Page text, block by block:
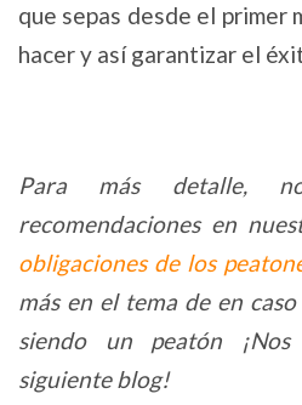
que sepas desde el primer
hacer y así garantizar el
Para más detalle,
recomendaciones en
obligaciones de los
más en el tema de en
siendo un peatón
siguiente blog!